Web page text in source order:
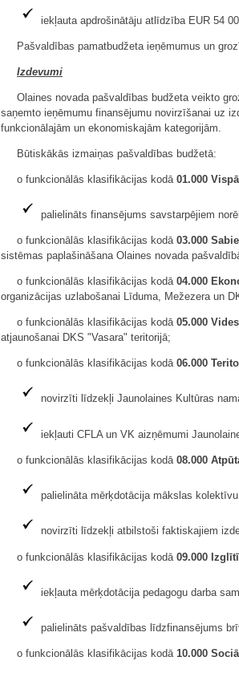
iekļauta apdrošinātāju atlīdzība EUR 54
Pašvaldības pamatbudžeta ieņēmumus un
Izdevumi
Olaines novada pašvaldības budžeta veikto
saņemto ieņēmumu finansējumu novirzīšanai uz
funkcionālajām un ekonomiskajām kategorijām.
Būtiskākās izmaiņas pašvaldības budžetā:
o funkcionālās klasifikācijas kodā 01.000
palielināts finansējums savstarpējiem
o funkcionālās klasifikācijas kodā 03.000
sistēmas paplašināšana Olaines novada
o funkcionālās klasifikācijas kodā 04.000
organizācijas uzlabošanai Līduma, Mežezera un
o funkcionālās klasifikācijas kodā 05.000
atjaunošanai DKS "Vasara" teritorijā;
o funkcionālās klasifikācijas kodā 06.000
novirzīti līdzekļi Jaunolaines Kultūras
iekļauti CFLA un VK aizņēmumi
o funkcionālās klasifikācijas kodā 08.000
palielināta mērķdotācija mākslas
novirzīti līdzekļi atbilstoši faktiskajiem
o funkcionālās klasifikācijas kodā 09.000
iekļauta mērķdotācija pedagogu darba
palielināts pašvaldības līdzfinansējums
o funkcionālās klasifikācijas kodā 10.000